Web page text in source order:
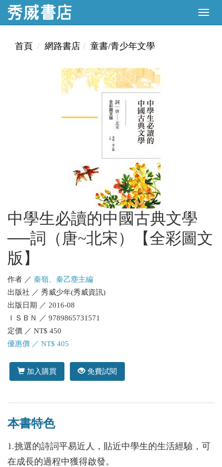
首頁 網路書店 童書/青少年文學
中學生必讀的中國古典文學
──詞（唐~北宋）【全彩圖文
版】
作者 ／ 秦嶺、秦乙塵主編
出版社 ／ 秀威少年(秀威資訊)
出版日期 ／ 2016-08
ＩＳＢＮ ／ 9789865731571
定價 ／ NT$ 450
優惠價 ／ NT$ 405
加入購買 免費試閱
本書特色
1.挑選的詩詞平易近人，貼近中學生的生活經驗，可
在成長的過程中獲得啟發。